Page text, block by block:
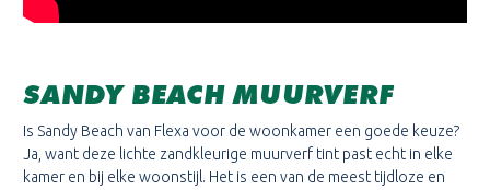
SANDY BEACH MUURVERF
Is Sandy Beach van Flexa voor de woonkamer een goede keuze?
Ja, want deze lichte zandkleurige muurverf tint past echt in elke
kamer en bij elke woonstijl. Het is een van de meest tijdloze en